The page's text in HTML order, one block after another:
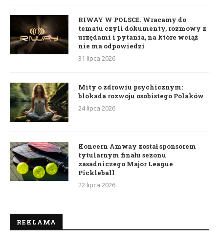
RIWAY W POLSCE. Wracamy do
tematu czyli dokumenty, rozmowy z
urzędami i pytania, na które wciąż
nie ma odpowiedzi
31 lipca 2026
Mity o zdrowiu psychicznym:
blokada rozwoju osobistego Polaków
24 lipca 2026
Koncern Amway został sponsorem
tytularnym finału sezonu
zasadniczego Major League
Pickleball
22 lipca 2026
REKLAMA